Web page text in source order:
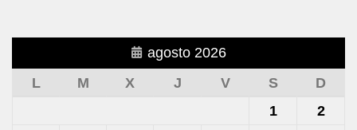
agosto 2026
L
M X J V S
D
1
2